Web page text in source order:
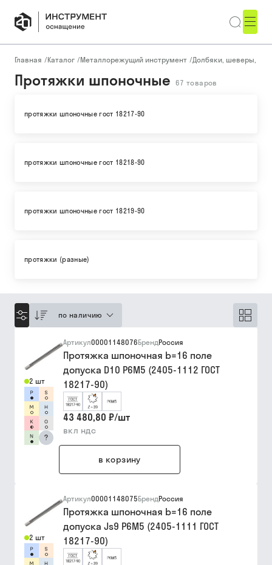
Главная /Каталог /Металлорежущий инструмент /Долбяки, шеверы,
Протяжки шпоночные 67 товаров
протяжки шпоночные гост 18217-90
протяжки шпоночные гост 18218-90
протяжки шпоночные гост 18219-90
протяжки (разные)
по наличию
2 шт
?
Артикул00001148076БрендРоссия
Протяжка шпоночная b=16 поле
допуска D10 Р6М5 (2405-1112 ГОСТ
18217-90)
43 480,80 ₽/шт
вкл ндс
в корзину
2 шт
Артикул00001148075БрендРоссия
Протяжка шпоночная b=16 поле
допуска Js9 Р6М5 (2405-1111 ГОСТ
18217-90)